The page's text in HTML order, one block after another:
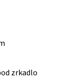
zrkadlo